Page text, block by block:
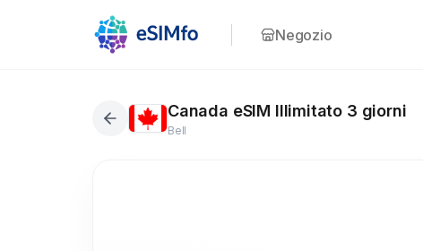
Negozio
Canada eSIM Illimitato 3 giorni
Bell